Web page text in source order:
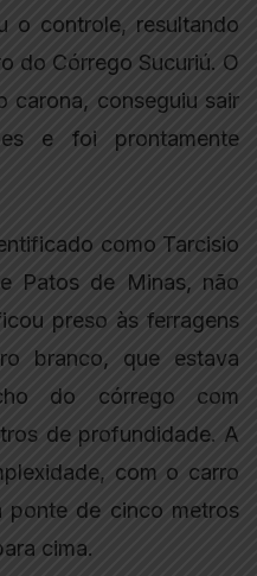
o controle, resultando
do Córrego Sucuriú. O
carona, conseguiu sair
e foi prontamente
como Tarcisio
Patos de Minas, não
preso às ferragens
branco, que estava
do córrego com
de profundidade. A
com o carro
ponte de cinco metros
cima.